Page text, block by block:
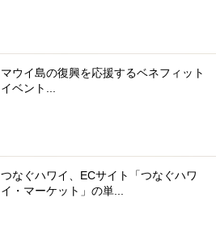
マウイ島の復興を応援するベネフィット
イベント...
つなぐハワイ、ECサイト「つなぐハワ
イ・マーケット」の単...